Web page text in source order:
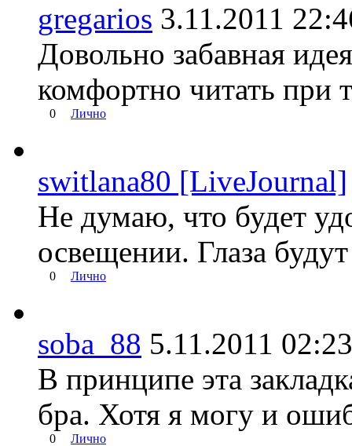
gregarios 3.11.2011
Довольно забавная
комфортно читать при
0 Лично
switlana80 [LiveJournal]
Не думаю, что будет
освещении. Глаза
0 Лично
soba_88 5.11.2011
В принципе эта
бра. Хотя я могу и
0 Лично